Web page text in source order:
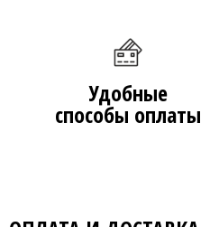
Удобные
способы оплаты